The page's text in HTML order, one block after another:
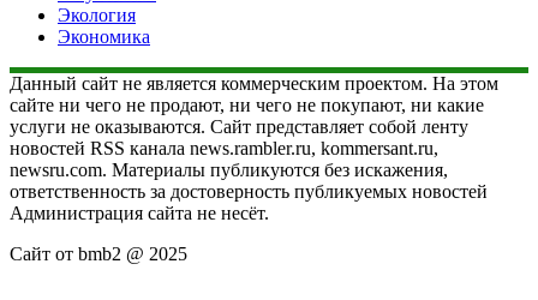
Экология
Экономика
Данный сайт не является коммерческим проектом. На этом
сайте ни чего не продают, ни чего не покупают, ни какие
услуги не оказываются. Сайт представляет собой ленту
новостей RSS канала news.rambler.ru, kommersant.ru,
newsru.com. Материалы публикуются без искажения,
ответственность за достоверность публикуемых новостей
Администрация сайта не несёт.
Сайт от bmb2 @ 2025